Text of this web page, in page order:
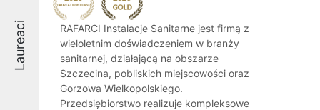
Laureaci
RAFARCI Instalacje Sanitarne jest firmą z
wieloletnim doświadczeniem w branży
sanitarnej, działającą na obszarze
Szczecina, pobliskich miejscowości oraz
Gorzowa Wielkopolskiego.
Przedsiębiorstwo realizuje kompleksowe